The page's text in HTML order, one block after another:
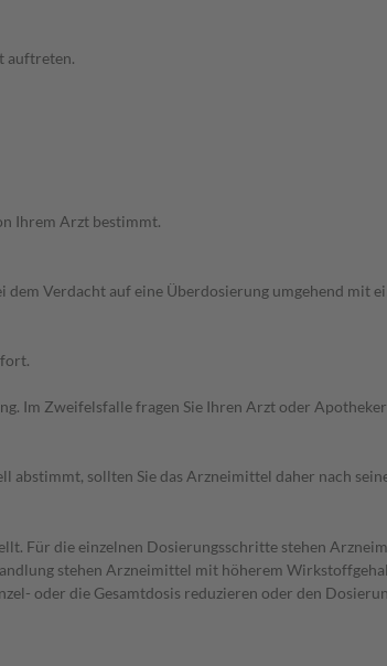
auftreten.
Ihrem Arzt bestimmt.
dem Verdacht auf eine Überdosierung umgehend mit
Im Zweifelsfalle fragen Sie Ihren Arzt oder
sollten Sie das Arzneimittel daher nach
Für die einzelnen Dosierungsschritte stehen
stehen Arzneimittel mit höherem
oder die Gesamtdosis reduzieren oder den